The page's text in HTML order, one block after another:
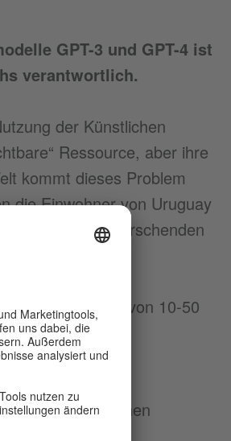
GPT-3 und GPT-4 ist
verantwortlich.
der Künstlichen
Ressource, aber ihre
kommt dieses Problem
die Einwohner von Uruguay
in den herrschenden
die Bearbeitung von 10-50
des zu
unterschiedlichen